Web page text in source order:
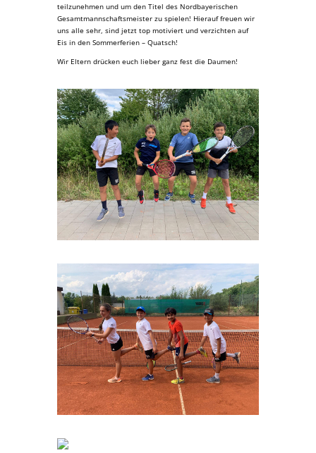
teilzunehmen und um den Titel des Nordbayerischen
Gesamtmannschaftsmeister zu spielen! Hierauf freuen wir
uns alle sehr, sind jetzt top motiviert und verzichten auf
Eis in den Sommerferien – Quatsch!
Wir Eltern drücken euch lieber ganz fest die Daumen!